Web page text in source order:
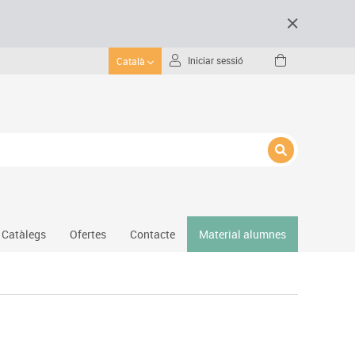
Català Iniciar sessió
Catàlegs Ofertes Contacte Material alumnes